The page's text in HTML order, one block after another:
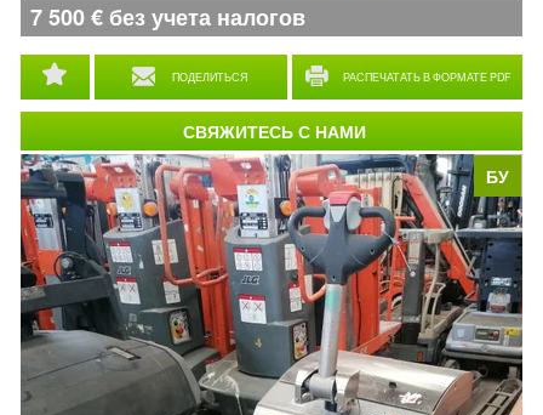
БУ
ПОДЕЛИТЬСЯ РАСПЕЧАТАТЬ В ФОРМАТЕ PDF
7 500€ без учета налогов
СВЯЖИТЕСЬ С НАМИ